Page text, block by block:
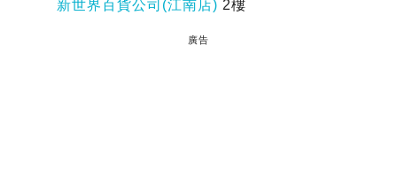
新世界百貨公司(江南店) 2樓
廣告